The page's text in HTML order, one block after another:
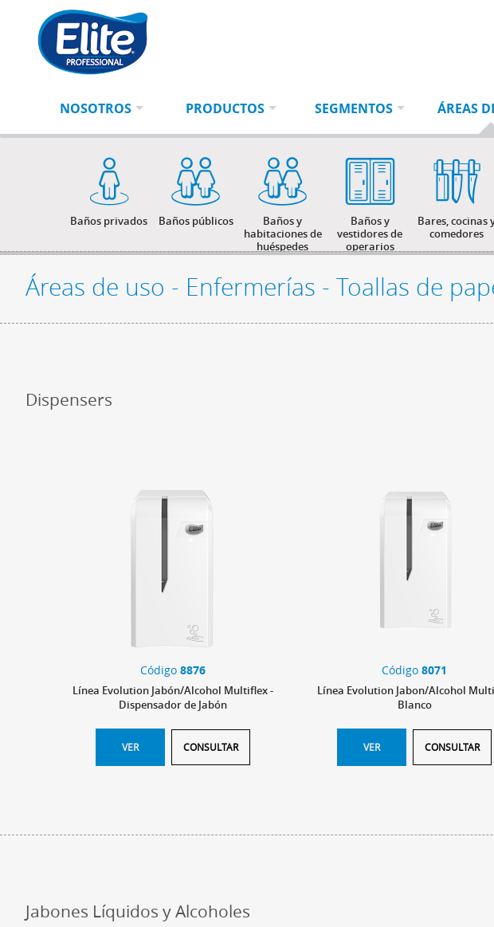
Ingresá
tu
búsqueda
BUSCAR
NOSOTROS PRODUCTOS SEGMENTOS ÁREAS
Baños privados Baños públicos
Baños y
habitaciones de
huéspedes
Baños y
vestidores de
operarios
Bares, cocinas
comedores
Áreas de uso - Enfermerías - Toallas de
Dispensers
Código 8876
Línea Evolution Jabón/Alcohol Multiflex -
Dispensador de Jabón
VER CONSULTAR
Código8071
Línea Evolution Jabon/Alcohol
Blanco
VER CONSULTAR
Jabones Líquidos y Alcoholes